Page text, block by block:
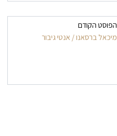
הפוסט הקודם
מיכאל ברסאנו / אנטי גיבור